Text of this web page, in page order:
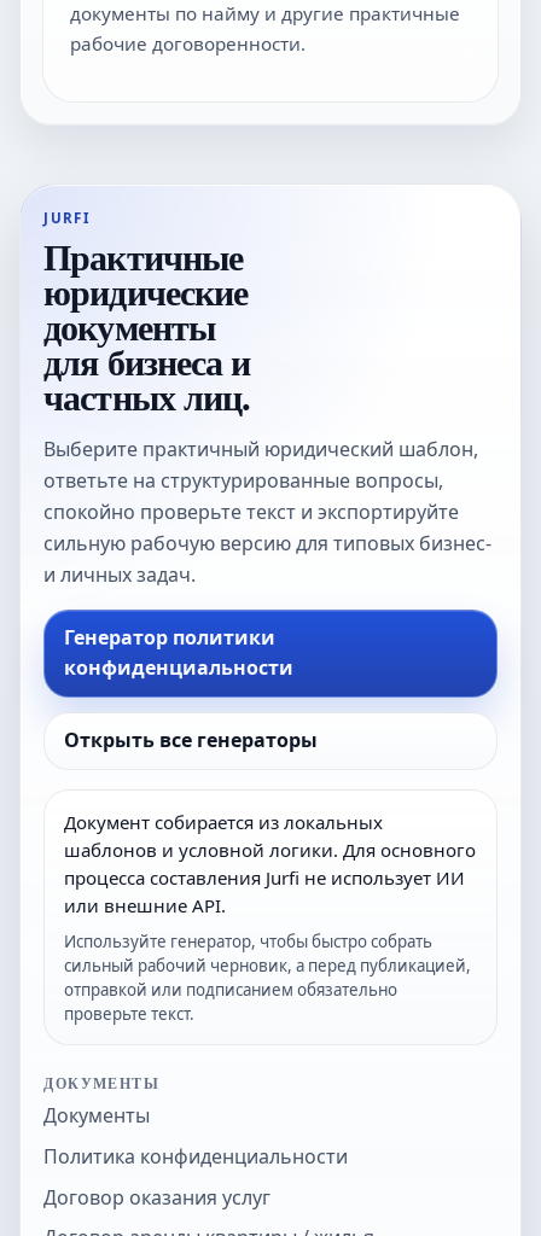
документы по найму и другие практичные
рабочие договоренности.
JURFI
Практичные
юридические
документы
для бизнеса и
частных лиц.
Выберите практичный юридический шаблон,
ответьте на структурированные вопросы,
спокойно проверьте текст и экспортируйте
сильную рабочую версию для типовых бизнес-
и личных задач.
Генератор политики
конфиденциальности
Открыть все генераторы
Документ собирается из локальных
шаблонов и условной логики. Для основного
процесса составления Jurfi не использует ИИ
или внешние API.
Используйте генератор, чтобы быстро собрать
сильный рабочий черновик, а перед публикацией,
отправкой или подписанием обязательно
проверьте текст.
ДОКУМЕНТЫ
Документы
Политика конфиденциальности
Договор оказания услуг